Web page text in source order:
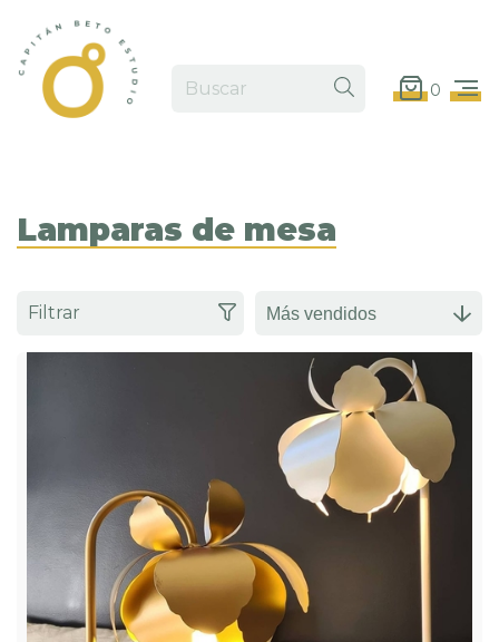
0
Lamparas de mesa
Filtrar